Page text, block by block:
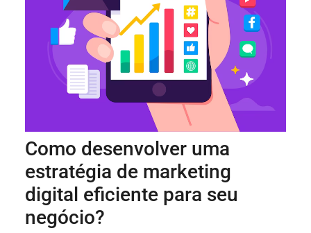
Como desenvolver uma
estratégia de marketing
digital eficiente para seu
negócio?